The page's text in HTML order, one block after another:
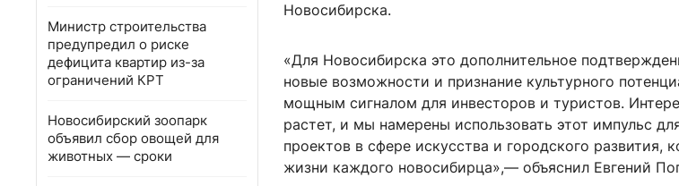
Министр строительства
предупредил о риске
дефицита квартир из-за
ограничений КРТ
Новосибирский зоопарк
объявил сбор овощей для
животных — сроки
Новосибирска.
«Для Новосибирска это дополнительное
новые возможности и признание культурного
мощным сигналом для инвесторов и туристов.
растет, и мы намерены использовать этот импульс
проектов в сфере искусства и городского развития,
жизни каждого новосибирца»,— объяснил Евгений